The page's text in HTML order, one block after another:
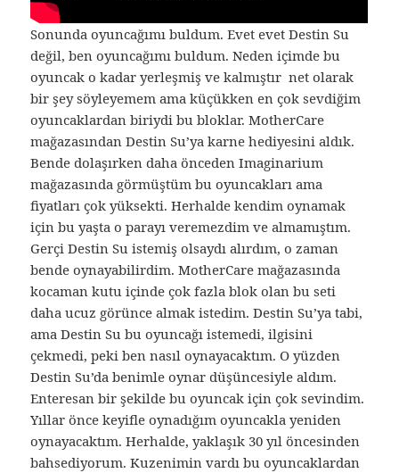
Sonunda oyuncağımı buldum. Evet evet Destin Su
değil, ben oyuncağımı buldum. Neden içimde bu
oyuncak o kadar yerleşmiş ve kalmıştır net olarak
bir şey söyleyemem ama küçükken en çok sevdiğim
oyuncaklardan biriydi bu bloklar. MotherCare
mağazasından Destin Su’ya karne hediyesini aldık.
Bende dolaşırken daha önceden Imaginarium
mağazasında görmüştüm bu oyuncakları ama
fiyatları çok yüksekti. Herhalde kendim oynamak
için bu yaşta o parayı veremezdim ve almamıştım.
Gerçi Destin Su istemiş olsaydı alırdım, o zaman
bende oynayabilirdim. MotherCare mağazasında
kocaman kutu içinde çok fazla blok olan bu seti
daha ucuz görünce almak istedim. Destin Su’ya tabi,
ama Destin Su bu oyuncağı istemedi, ilgisini
çekmedi, peki ben nasıl oynayacaktım. O yüzden
Destin Su’da benimle oynar düşüncesiyle aldım.
Enteresan bir şekilde bu oyuncak için çok sevindim.
Yıllar önce keyifle oynadığım oyuncakla yeniden
oynayacaktım. Herhalde, yaklaşık 30 yıl öncesinden
bahsediyorum. Kuzenimin vardı bu oyuncaklardan